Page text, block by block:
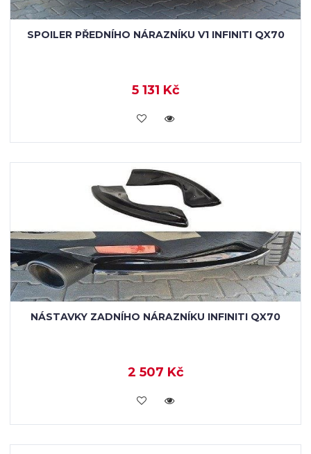
SPOILER PŘEDNÍHO NÁRAZNÍKU V1 INFINITI QX70
5 131 Kč
KOUPIT
NÁSTAVKY ZADNÍHO NÁRAZNÍKU INFINITI QX70
2 507 Kč
KOUPIT